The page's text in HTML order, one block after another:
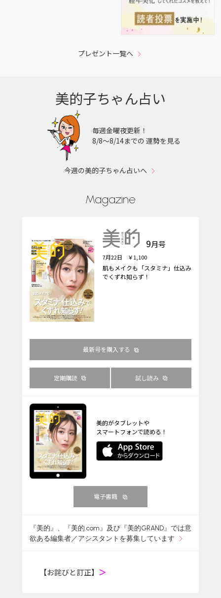
プレゼント一覧へ
美的子ちゃん占い
毎週金曜夜更新！
8/8〜8/14までの 運勢を見る
今週の美的子ちゃん占いへ
Magazine
9月号
7月22日 ￥1,100
肌もメイクも「スタミナ」仕込み
でくずれ知らず！
最新号を購入する
定期購読 試し読み
美的がタブレットや
スマートフォンで読める！
電子書籍
『美的』、『美的.com』及び『美的GRAND』では意
欲ある編集者／アシスタントを募集しています
【お詫びと訂正】 ＞